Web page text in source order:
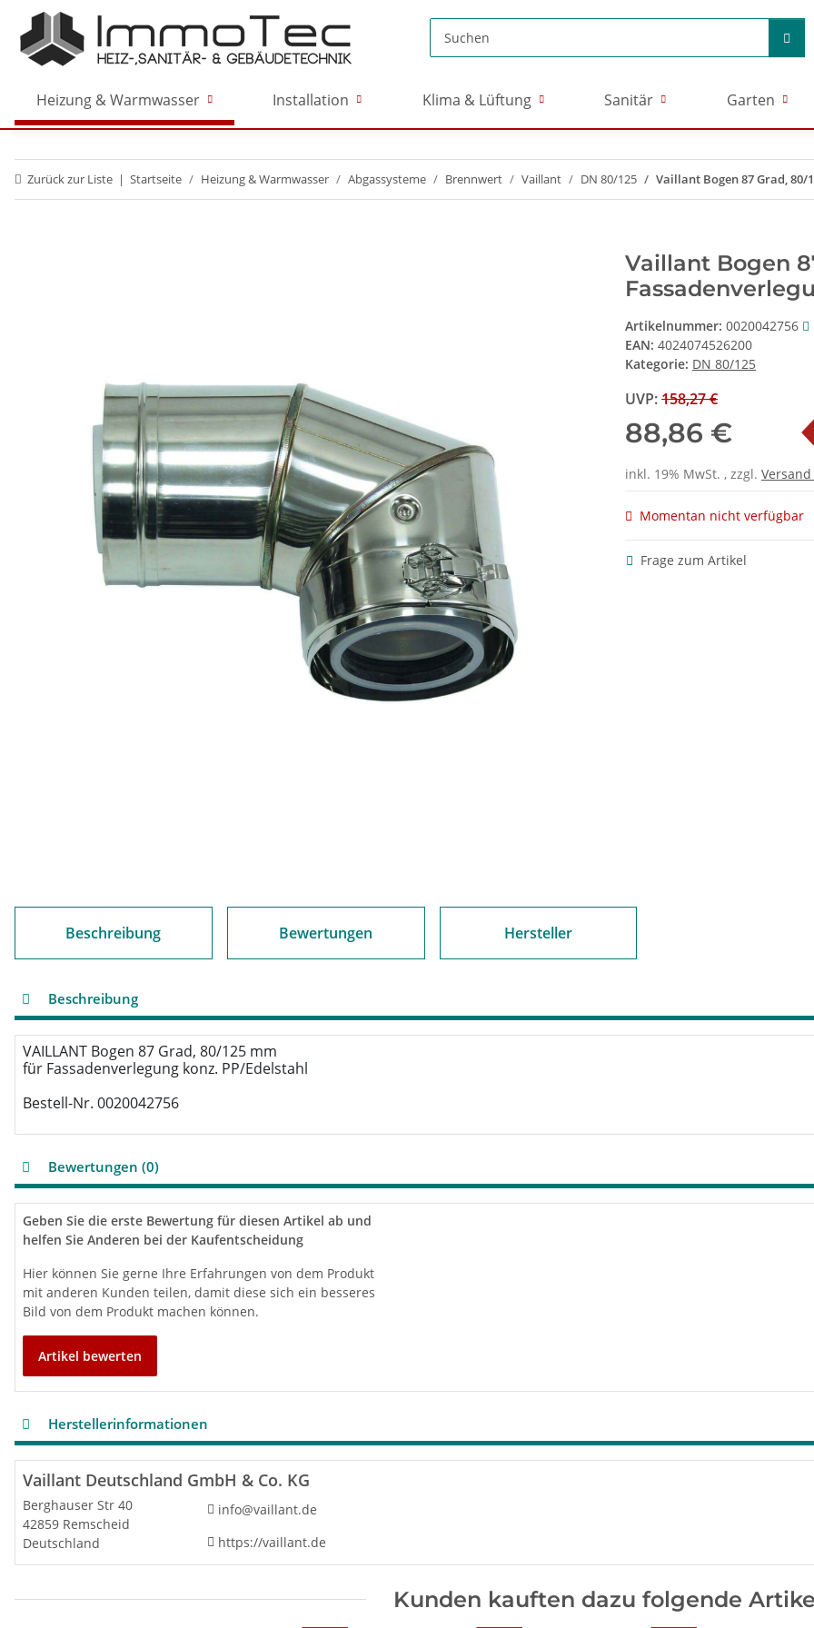
Heizung & Warmwasser Installation Klima & Lüftung Sanitär Garten
Zurück zur Liste Startseite Heizung & Warmwasser Abgassysteme Brennwert Vaillant DN 80/125 Vaillant Bogen 87 Grad, 80/
Vaillant Bogen
Artikelnummer: 0020042756
EAN: 4024074526200
Kategorie: DN 80/125
UVP:158,27 €
88,86 €
inkl. 19% MwSt. , zzgl. Versand
Momentan nicht verfügbar
Frage zum Artikel
Beschreibung Bewertungen Hersteller
Beschreibung
VAILLANT Bogen 87 Grad, 80/125 mm
für Fassadenverlegung konz. PP/Edelstahl
Bestell-Nr. 0020042756
Bewertungen (0)
Geben Sie die erste Bewertung für diesen Artikel ab und
helfen Sie Anderen bei der Kaufentscheidung
Hier können Sie gerne Ihre Erfahrungen von dem Produkt
mit anderen Kunden teilen, damit diese sich ein besseres
Bild von dem Produkt machen können.
Artikel bewerten
Herstellerinformationen
Vaillant Deutschland GmbH & Co. KG
Berghauser Str 40
42859 Remscheid
Deutschland
info@vaillant.de
https://vaillant.de
Kunden kauften dazu folgende